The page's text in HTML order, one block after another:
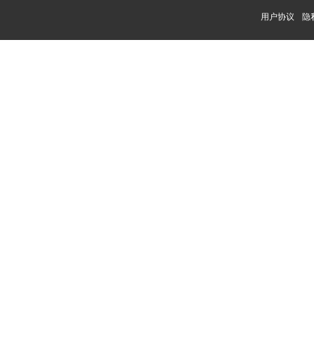
用户协议 隐